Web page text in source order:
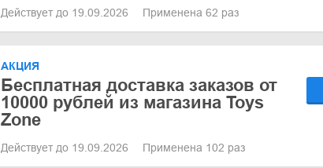
Действует до 19.09.2026 Применена 62 раз
АКЦИЯ
Бесплатная доставка заказов от
10000 рублей из магазина Toys
Zone
Действует до 19.09.2026 Применена 102 раз